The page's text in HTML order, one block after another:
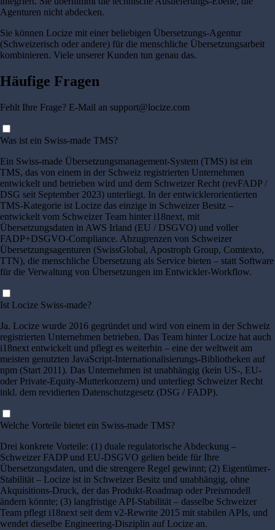
Agenturen nicht abdecken.
Sie können Locize mit einer beliebigen Übersetzungs-Agentur
(Schweizerisch oder andere) für die menschliche Übersetzungsarbeit
kombinieren. Viele unserer Kunden tun genau das.
Häufige Fragen
Fehlt Ihre Frage? E-Mail an support@locize.com
Was ist ein Swiss-made TMS?
Ein Swiss-made Übersetzungsmanagement-System (TMS) ist ein
TMS, das von einem in der Schweiz registrierten Unternehmen
entwickelt und betrieben wird und dem Schweizer Recht (revFADP /
DSG seit September 2023) unterliegt. In der entwicklerorientierten
TMS-Kategorie ist Locize das einzige in Schweizer Besitz –
entwickelt vom Schweizer Team hinter i18next, mit
Übersetzungsdaten in AWS Irland (EU / DSGVO) und voller
FADP+DSGVO-Compliance. Abzugrenzen von Schweizer
Übersetzungsagenturen (SwissGlobal, Apostroph Group, Comtexto,
TTN), die menschliche Übersetzung als Service bieten – statt Software
für die Verwaltung von Übersetzungen im Entwickler-Workflow.
Ist Locize Swiss-made?
Ja. Locize wurde 2016 gegründet und wird von einem in der Schweiz
registrierten Unternehmen betrieben. Das Team hinter Locize hat auch
i18next entwickelt und pflegt es weiterhin – eine der weltweit am
meisten genutzten JavaScript-Internationalisierungs-Bibliotheken auf
npm (Start 2011). Das Unternehmen ist unabhängig (kein US-, EU-
oder Private-Equity-Mutterkonzern) und unterliegt Schweizer Recht
inkl. dem revidierten Datenschutzgesetz (DSG / FADP).
Welche Vorteile bietet ein Swiss-made TMS?
Drei konkrete Vorteile: (1) duale regulatorische Abdeckung –
Schweizer FADP und EU-DSGVO gelten beide für Ihre
Übersetzungsdaten, und die strengere Regel gewinnt; (2) Eigentümer-
Stabilität – Locize ist in Schweizer Besitz und unabhängig, ohne
Akquisitions-Druck, der das Produkt-Roadmap oder Preismodell
ändern könnte; (3) langfristige API-Stabilität – dasselbe Schweizer
Team pflegt i18next seit dem v2-Rewrite 2015 mit stabilen APIs, und
wendet dieselbe Engineering-Disziplin auf Locize an.